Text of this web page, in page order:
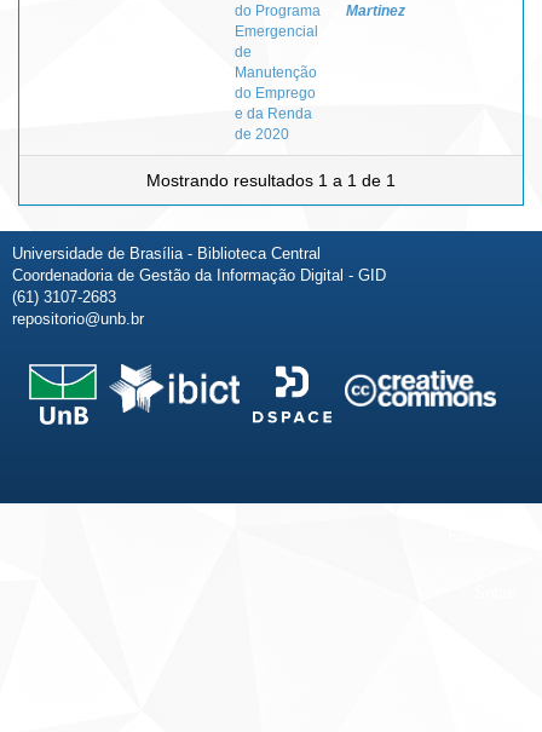
do Programa
Emergencial
de
Manutenção
do Emprego
e da Renda
de 2020
Martinez
Mostrando resultados 1 a 1 de 1
Universidade de Brasília - Biblioteca Central
Coordenadoria de Gestão da Informação Digital - GID
(61) 3107-2683
repositorio@unb.br